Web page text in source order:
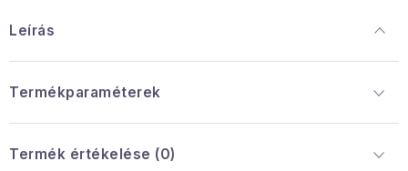
Leírás
Termékparaméterek
Termék értékelése (0)